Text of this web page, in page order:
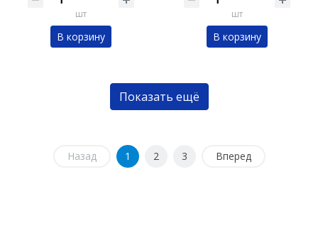
шт
В корзину
шт
В корзину
Показать ещё
Назад 1 2 3 Вперед